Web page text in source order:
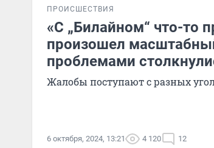
ПРОИСШЕСТВИЯ
«С „Билайном“ что-то
произошел
проблемами
Жалобы поступают с разных
6 октября, 2024, 13:21 4 120 12